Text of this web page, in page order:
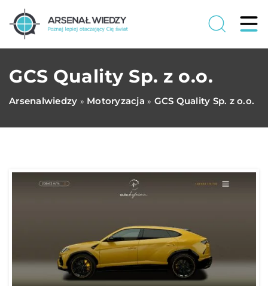
GCS Quality Sp. z o.o.
Arsenalwiedzy » Motoryzacja » GCS Quality Sp. z o.o.